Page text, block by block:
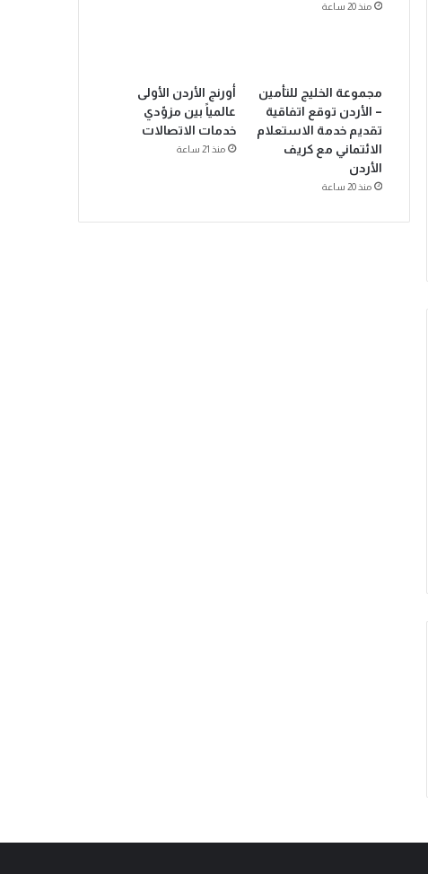
منذ 20 ساعة
مجموعة الخليج للتأمين
– الأردن توقع اتفاقية
تقديم خدمة الاستعلام
الائتماني مع كريف
الأردن
منذ 20 ساعة
أورنج الأردن الأولى
عالمياً بين مزوّدي
خدمات الاتصالات
منذ 21 ساعة